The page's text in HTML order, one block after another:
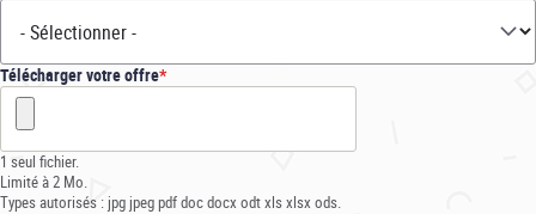
Télécharger votre offre
1 seul fichier.
Limité à 2 Mo.
Types autorisés : jpg jpeg pdf doc docx odt xls xlsx ods.